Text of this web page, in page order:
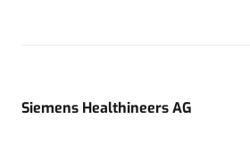
Siemens Healthineers AG